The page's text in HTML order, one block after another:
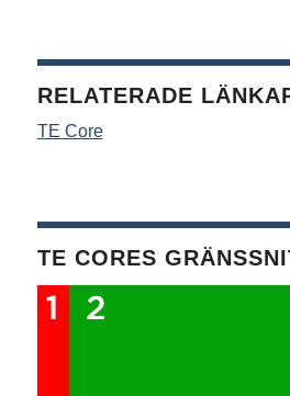
RELATERADE
TE Core
TE CORES